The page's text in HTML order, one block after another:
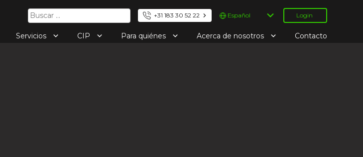
Buscar: +31 183 30 52 22
Elegir
un
idioma
Login
Servicios CIP Para quiénes Acerca de nosotros Contacto